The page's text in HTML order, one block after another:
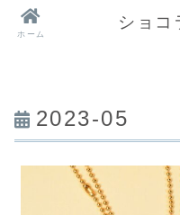
2023-05
ホーム
ショコ